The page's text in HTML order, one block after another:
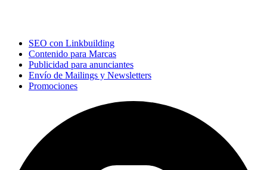
SEO con Linkbuilding
Contenido para Marcas
Publicidad para anunciantes
Envío de Mailings y Newsletters
Promociones